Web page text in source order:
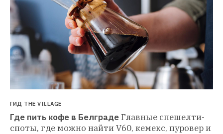
ГИД THE VILLAGE
Где пить кофе в БелградеГлавные спешелти-
споты, где можно найти V60, кемекс, пуровер и